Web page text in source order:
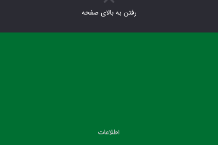
رفتن به بالای صفحه
اطلاعات